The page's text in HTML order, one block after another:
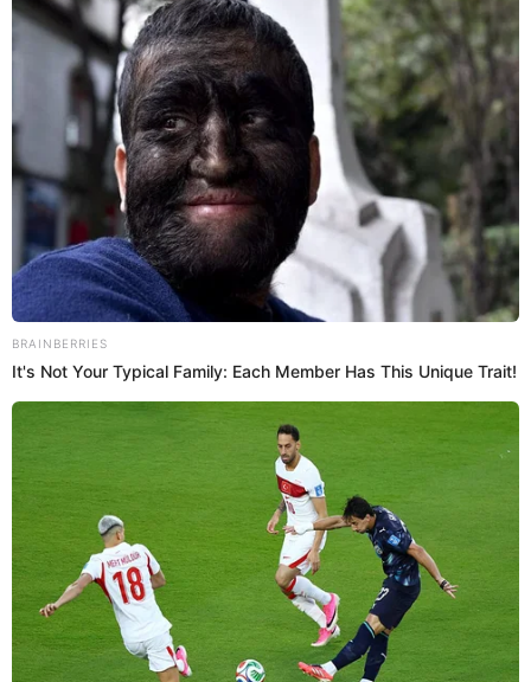
Universitario
El exdelantero de Universitario de Deportes, Alex Valera, anotó su
primer gol con la camiseta del Al Fateh en un encuentro amistoso
ante NK Tabor Sezana, en Eslovenia. Christian Cueva también se
hizo presente en el marcador.
Deportes El Popular
Alex Valera